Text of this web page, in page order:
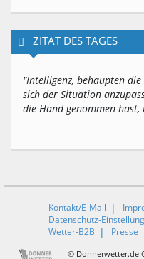
ZITAT DES TAGES
"Intelligenz, behaupten
sich der Situation
die Hand genommen
Kontakt/E-Mail
Datenschutz-
Wetter-B2B
Presse
© Donnerwetter.de